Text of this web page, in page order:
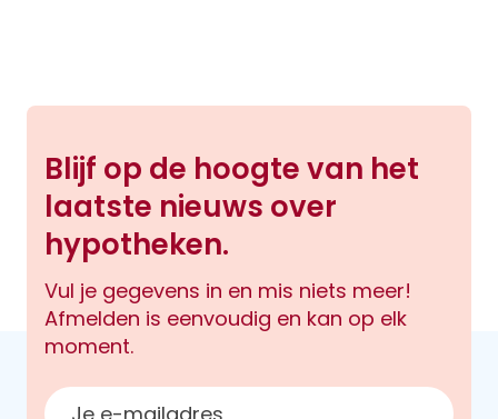
Blijf op de hoogte van het
laatste nieuws over
hypotheken.
Vul je gegevens in en mis niets meer!
Afmelden is eenvoudig en kan op elk
moment.
E-mailadres